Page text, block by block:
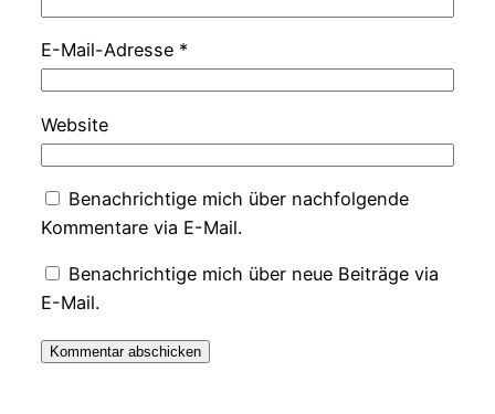
E-Mail-Adresse *
Website
Benachrichtige mich über nachfolgende
Kommentare via E-Mail.
Benachrichtige mich über neue Beiträge via
E-Mail.